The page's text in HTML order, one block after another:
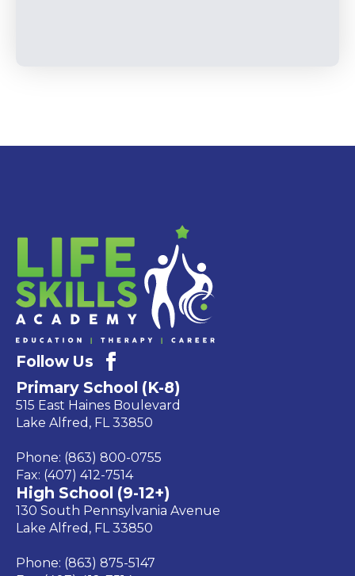
Follow Us
Primary School (K-8)
515 East Haines Boulevard
Lake Alfred, FL 33850
Phone: (863) 800-0755
Fax: (407) 412-7514
High School (9-12+)
130 South Pennsylvania Avenue
Lake Alfred, FL 33850
Phone: (863) 875-5147